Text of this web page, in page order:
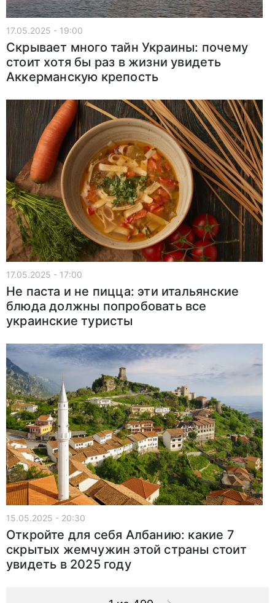
17.05.2025 - 19:00
Скрывает много тайн Украины: почему
стоит хотя бы раз в жизни увидеть
Аккерманскую крепость
17.05.2025 - 17:00
Не паста и не пицца: эти итальянские
блюда должны попробовать все
украинские туристы
15.05.2025 - 20:30
Откройте для себя Албанию: какие 7
скрытых жемчужин этой страны стоит
увидеть в 2025 году